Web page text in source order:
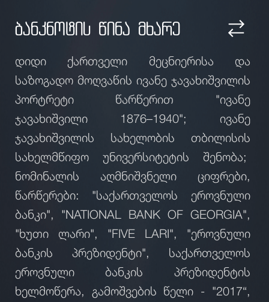
ბანკნოტის წინა მხარე
დიდი ქართველი მეცნიერისა და
საზოგადო მოღვაწის ივანე ჯავახიშვილის
პორტრეტი წარწერით "ივანე
ჯავახიშვილი 1876–1940"; ივანე
ჯავახიშვილის სახელობის თბილისის
სახელმწიფო უნივერსიტეტის შენობა;
ნომინალის აღმნიშვნელი ციფრები,
წარწერები: "საქართველოს ეროვნული
ბანკი", "NATIONAL BANK OF GEORGIA",
"ხუთი ლარი", "FIVE LARI", "ეროვნული
ბანკის პრეზიდენტი", საქართველოს
ეროვნული ბანკის პრეზიდენტის
ხელმოწერა, გამოშვების წელი - "2017“,